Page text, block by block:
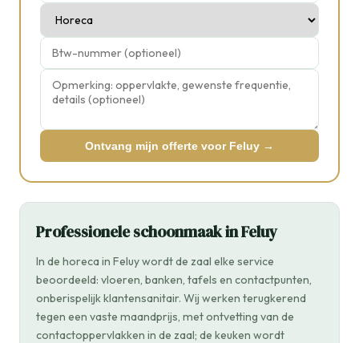
Ontvang mijn offerte voor Feluy →
Professionele schoonmaak in Feluy
In de horeca in Feluy wordt de zaal elke service
beoordeeld: vloeren, banken, tafels en contactpunten,
onberispelijk klantensanitair. Wij werken terugkerend
tegen een vaste maandprijs, met ontvetting van de
contactoppervlakken in de zaal; de keuken wordt